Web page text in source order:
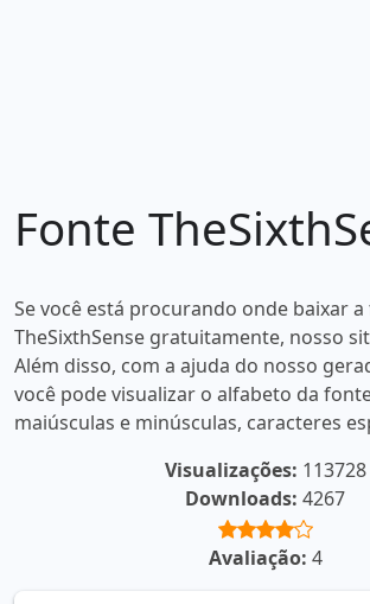
Fonte
Se você está procurando onde baixar
TheSixthSense gratuitamente, nosso
Além disso, com a ajuda do nosso
você pode visualizar o alfabeto da
maiúsculas e minúsculas, caracteres
Visualizações: 113728
Downloads: 4267
Avaliação: 4